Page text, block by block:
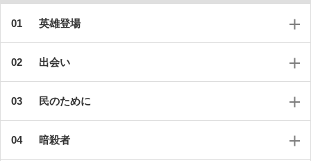
英雄登場
出会い
民のために
暗殺者